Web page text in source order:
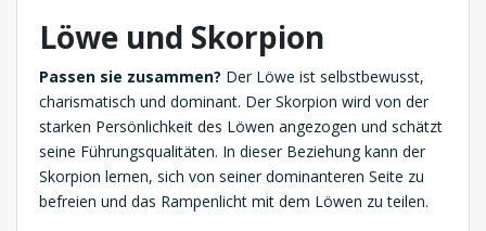
Löwe und Skorpion
Passen sie zusammen? Der Löwe ist selbstbewusst,
charismatisch und dominant. Der Skorpion wird von der
starken Persönlichkeit des Löwen angezogen und schätzt
seine Führungsqualitäten. In dieser Beziehung kann der
Skorpion lernen, sich von seiner dominanteren Seite zu
befreien und das Rampenlicht mit dem Löwen zu teilen.